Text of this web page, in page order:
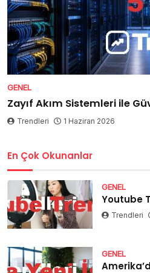
GENEL
Zayıf Akım Sistemleri ile
Trendleri 1 Haziran 2026
En Çok Okunanlar
GENEL
Youtube
Trendleri
GENEL